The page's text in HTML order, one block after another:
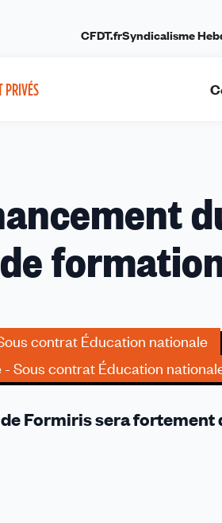
PRIVÉS
CFDT.frSyndicalisme
contrat Éducation nationale
Sous contrat Éducation
Formiris sera fortement